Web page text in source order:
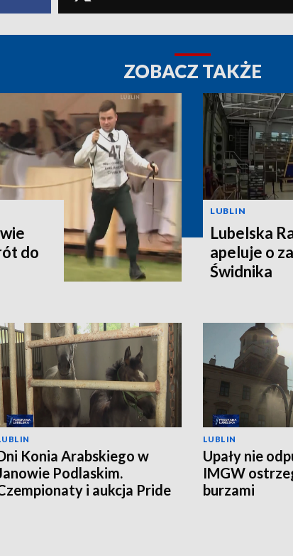
ZOBACZ TAKŻE
do
LUBLIN
Lubelska
apeluje o
Świdnika
Konia Arabskiego w
Podlaskim.
i aukcja Pride
LUBLIN
Upały nie
IMGW
burzami